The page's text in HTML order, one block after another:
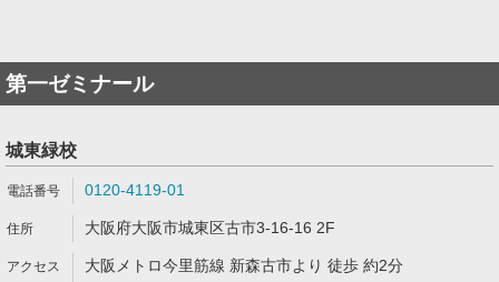
第一ゼミナール
城東緑校
0120-4119-01
大阪府大阪市城東区古市3-16-16 2F
大阪メトロ今里筋線 新森古市より 徒歩 約2分